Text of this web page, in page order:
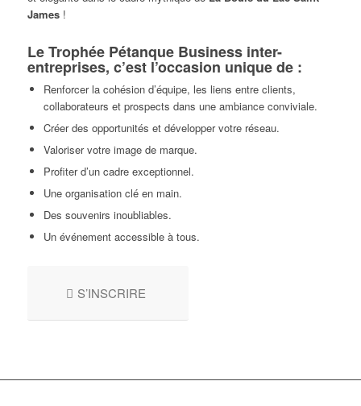
James!
LeTrophée Pétanque Business inter-
entreprises, c’est l’occasion unique de :
Renforcer la cohésion d’équipe, les liens entre clients,
collaborateurs et prospects dans une ambiance conviviale.
Créer des opportunités et développer votre réseau.
Valoriser votre image de marque.
Profiter d’un cadre exceptionnel.
Une organisation clé en main.
Des souvenirs inoubliables.
Un événement accessible à tous.
S’INSCRIRE